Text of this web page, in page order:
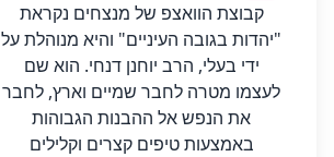
קבוצת הוואצפ של מנצחים נקראת
"יהדות בגובה העיניים" והיא מנוהלת על
ידי בעלי, הרב יוחנן דנחי. הוא שם
לעצמו מטרה לחבר שמיים וארץ, לחבר
את הנפש אל ההבנות הגבוהות
באמצעות טיפים קצרים וקלילים